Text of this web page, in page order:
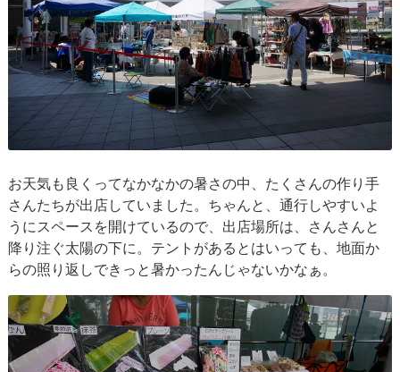
お天気も良くってなかなかの暑さの中、たくさんの作り手
さんたちが出店していました。ちゃんと、通行しやすいよ
うにスペースを開けているので、出店場所は、さんさんと
降り注ぐ太陽の下に。テントがあるとはいっても、地面か
らの照り返しできっと暑かったんじゃないかなぁ。